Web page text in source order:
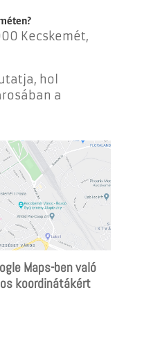
Kecskemét,
hol
a
Maps-ben való
koordinátákért